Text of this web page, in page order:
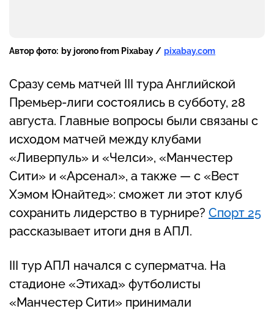
Автор фото: by jorono from Pixabay / pixabay.com
Сразу семь матчей III тура Английской
Премьер-лиги состоялись в субботу, 28
августа. Главные вопросы были связаны с
исходом матчей между клубами
«Ливерпуль» и «Челси», «Манчестер
Сити» и «Арсенал», а также — с «Вест
Хэмом Юнайтед»: сможет ли этот клуб
сохранить лидерство в турнире? Спорт 25
рассказывает итоги дня в АПЛ.
III тур АПЛ начался с суперматча. На
стадионе «Этихад» футболисты
«Манчестер Сити» принимали